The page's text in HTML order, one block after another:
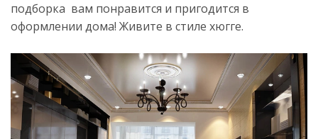
подборка вам понравится и пригодится в
оформлении дома! Живите в стиле хюгге.